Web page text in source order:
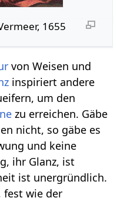
1655
von Weisen und
inspiriert andere
um den
zu erreichen. Gäbe
nicht, so gäbe es
und keine
ihr Glanz, ist
ist unergründlich.
fest wie der